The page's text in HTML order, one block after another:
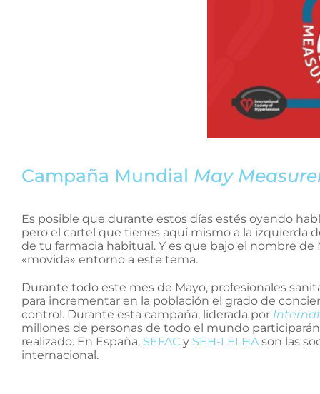
Campaña Mundial May
Es posible que durante estos días estés oyendo
pero el cartel que tienes aquí mismo a la izquierda
de tu farmacia habitual. Y es que bajo el nombre
«movida» entorno a este tema.
Durante todo este mes de Mayo, profesionales
para incrementar en la población el grado de
control. Durante esta campaña, liderada por
millones de personas de todo el mundo
realizado. En España, SEFAC y SEH-LELHAson las
internacional.